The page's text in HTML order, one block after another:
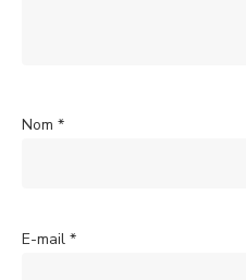
Nom *
E-mail *